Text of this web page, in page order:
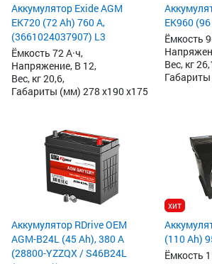
Аккумулятор Exide AGM
EK720 (72 Ah) 760 А,
(3661024037907) L3
Ёмкость 72 А·ч,
Напряжение, В 12,
Вес, кг 20,6,
Габариты (мм) 278 x190 x175
EK960
Ёмкость
Вес, кг
Аккумулятор RDrive OEM
AGM-B24L (45 Ah), 380 А
(28800-YZZQX / S46B24L
хит
(110 Ah)
Ёмкость